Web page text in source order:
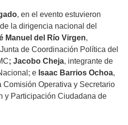
, en el evento estuvieron
la dirigencia nacional del
Manuel del Río Virgen,
de Coordinación Política del
; Jacobo Cheja, integrante de
e Isaac Barrios Ochoa,
Comisión Operativa y Secretario
y Participación Ciudadana de